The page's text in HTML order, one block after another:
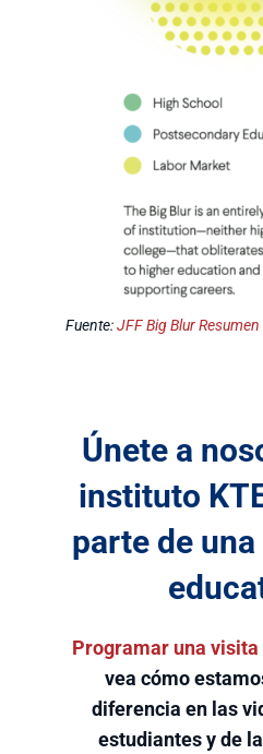
Fuente:JFF Big Blur
Únete a
instituto
parte de
Programar una visita
vea cómo
diferencia en las
estudiantes y de